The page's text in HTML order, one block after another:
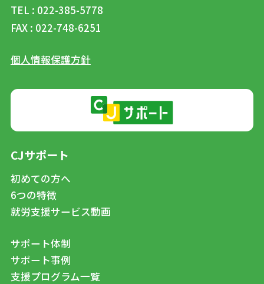
TEL : 022-385-5778
FAX : 022-748-6251
個人情報保護方針
CJサポート
初めての方へ
6つの特徴
就労支援サービス動画
サポート体制
サポート事例
支援プログラム一覧